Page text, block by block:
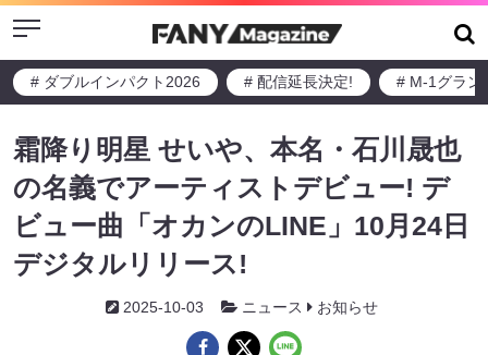
Menu
# ダブルインパクト2026 # 配信延長決定! # M-1グラン
霜降り明星 せいや、本名・石川晟也
の名義でアーティストデビュー! デ
ビュー曲「オカンのLINE」10月24日
デジタルリリース!
2025-10-03 ニュース お知らせ